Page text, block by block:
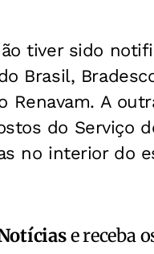
tiver sido
Brasil,
Renavam. A
do Serviço
no interior do
e receba